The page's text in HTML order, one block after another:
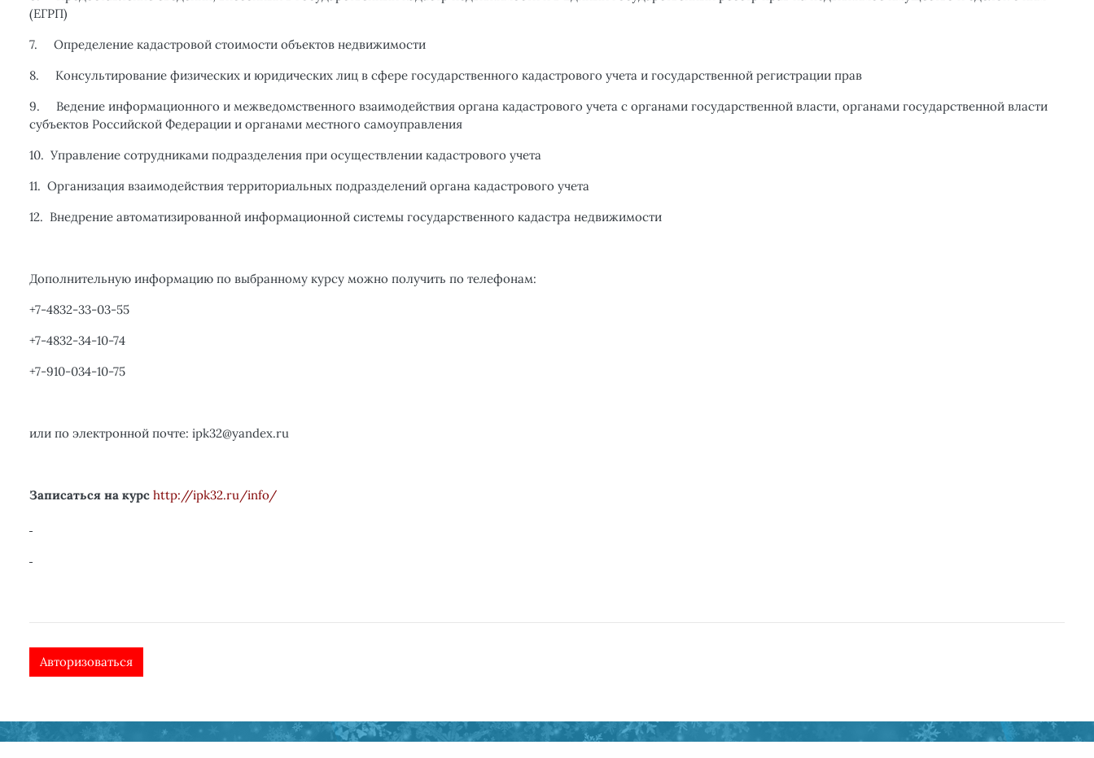
(ЕГРП)
7. Определение кадастровой стоимости объектов недвижимости
8. Консультирование физических и юридических лиц в сфере государственного кадастрового учета и государственной регистрации прав
9. Ведение информационного и межведомственного взаимодействия органа кадастрового учета с органами государственной власти, органами государственной власти
субъектов Российской Федерации и органами местного самоуправления
10. Управление сотрудниками подразделения при осуществлении кадастрового учета
11. Организация взаимодействия территориальных подразделений органа кадастрового учета
12. Внедрение автоматизированной информационной системы государственного кадастра недвижимости
Дополнительную информацию по выбранному курсу можно получить по телефонам:
+7-4832-33-03-55
+7-4832-34-10-74
+7-910-034-10-75
или по электронной почте: ipk32@yandex.ru
Записаться на курс http://ipk32.ru/info/
Авторизоваться